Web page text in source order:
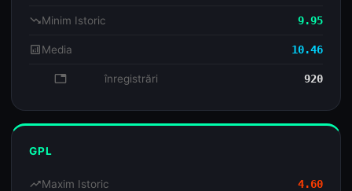
trending_downMinim Istoric 9.95
analyticsMedia 10.46
database înregistrări 920
GPL
trending_upMaxim Istoric 4.60